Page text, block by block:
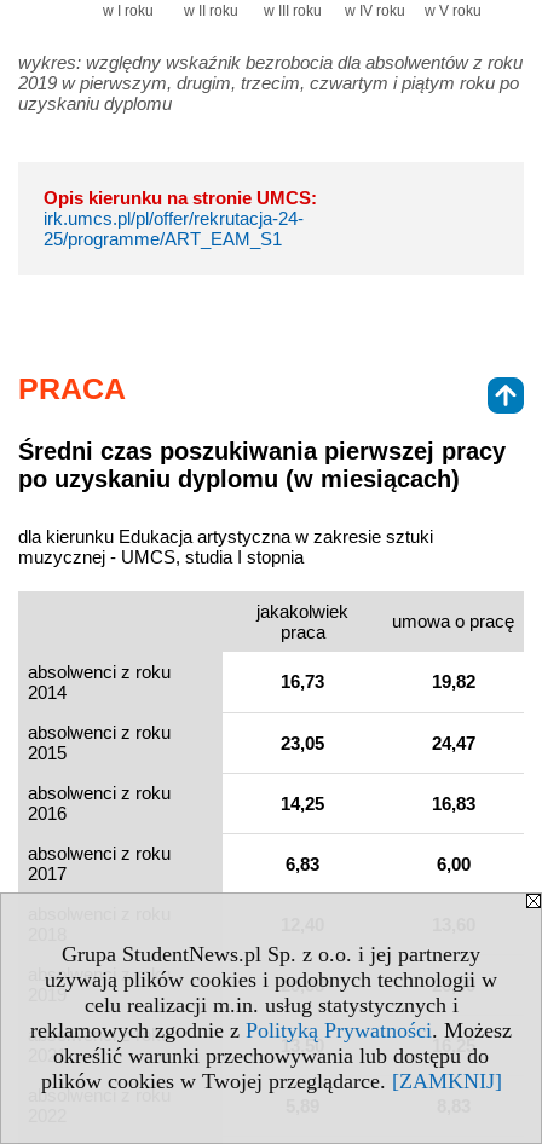
Grupa StudentNews.pl Sp. z o.o. i jej partnerzy
używają plików cookies i podobnych technologii w
celu realizacji m.in. usług statystycznych i
reklamowych zgodnie z Polityką Prywatności. Możesz
określić warunki przechowywania lub dostępu do
plików cookies w Twojej przeglądarce. [ZAMKNIJ]
w I roku w II roku w III roku w IV roku w V roku
wykres: względny wskaźnik bezrobocia dla absolwentów z roku
2019 w pierwszym, drugim, trzecim, czwartym i piątym roku po
uzyskaniu dyplomu
Opis kierunku na stronie UMCS:
irk.umcs.pl/pl/offer/rekrutacja-24-
25/programme/ART_EAM_S1
PRACA
Średni czas poszukiwania pierwszej pracy
po uzyskaniu dyplomu (w miesiącach)
dla kierunku Edukacja artystyczna w zakresie sztuki
muzycznej - UMCS, studia I stopnia
jakakolwiek
praca
umowa o pracę
absolwenci z roku
2014
16,73 19,82
absolwenci z roku
2015
23,05 24,47
absolwenci z roku
2016
14,25 16,83
absolwenci z roku
2017
6,83 6,00
absolwenci z roku
2019
20,08 26,00
absolwenci z roku
2021
13,50 16,25
absolwenci z roku